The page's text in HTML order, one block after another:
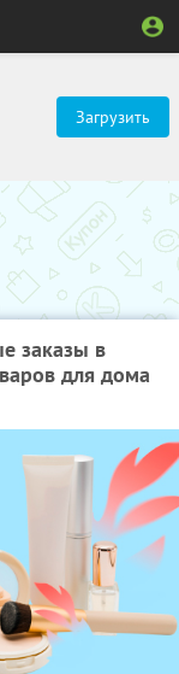
Загрузить
заказы в
для дома